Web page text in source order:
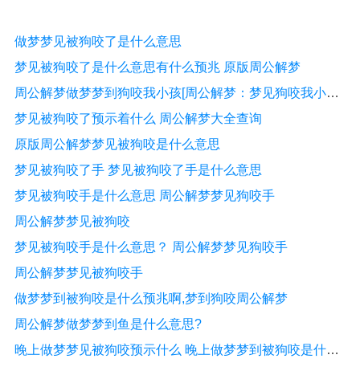
做梦梦见被狗咬了是什么意思
梦见被狗咬了是什么意思有什么预兆 原版周公解梦
周公解梦做梦梦到狗咬我小孩[周公解梦：梦见狗咬我小孩是什么意思？]
梦见被狗咬了预示着什么 周公解梦大全查询
​原版周公解梦梦见被狗咬是什么意思
梦见被狗咬了手 梦见被狗咬了手是什么意思
梦见被狗咬手是什么意思 周公解梦梦见狗咬手
周公解梦梦见被狗咬
梦见被狗咬手是什么意思？ 周公解梦梦见狗咬手
周公解梦梦见被狗咬手
做梦梦到被狗咬是什么预兆啊,梦到狗咬周公解梦
周公解梦做梦梦到鱼是什么意思?
晚上做梦梦见被狗咬预示什么 晚上做梦梦到被狗咬是什么意思